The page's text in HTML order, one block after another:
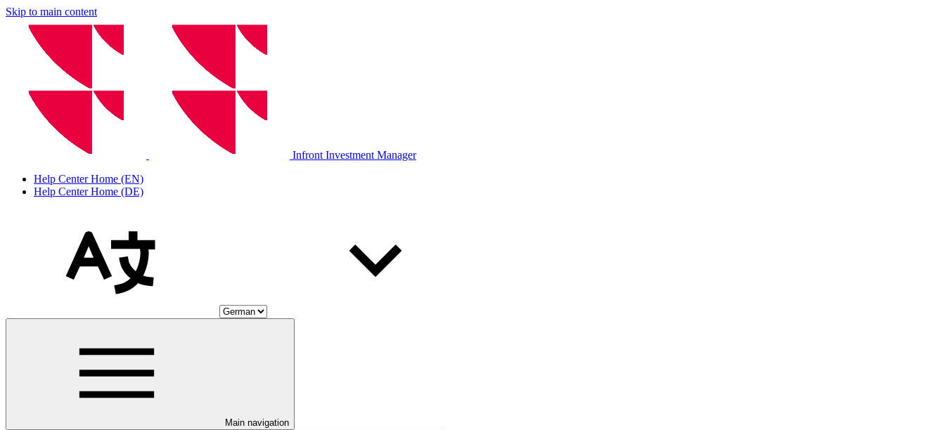
Skip to main content
Infront Investment Manager
Help Center Home (EN)
Help Center Home (DE)
Main navigation